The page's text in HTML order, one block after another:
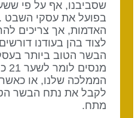
בפועל את עסקי השבט .
לצוד בהן בעודנו
הבשר הטוב ביותר
מנסים
לקבל את נתח הבשר
מתח.